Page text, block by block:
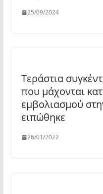
25/09/2024
Τεράστια
που μάχονται
εμβολιασμού
ειπώθηκε
26/01/2022